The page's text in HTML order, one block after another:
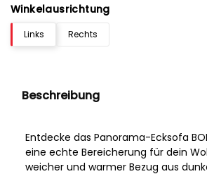
Winkelausrichtung
Links Rechts
Beschreibung
Entdecke das Panorama-Ecksofa
eine echte Bereicherung für dein
weicher und warmer Bezug aus